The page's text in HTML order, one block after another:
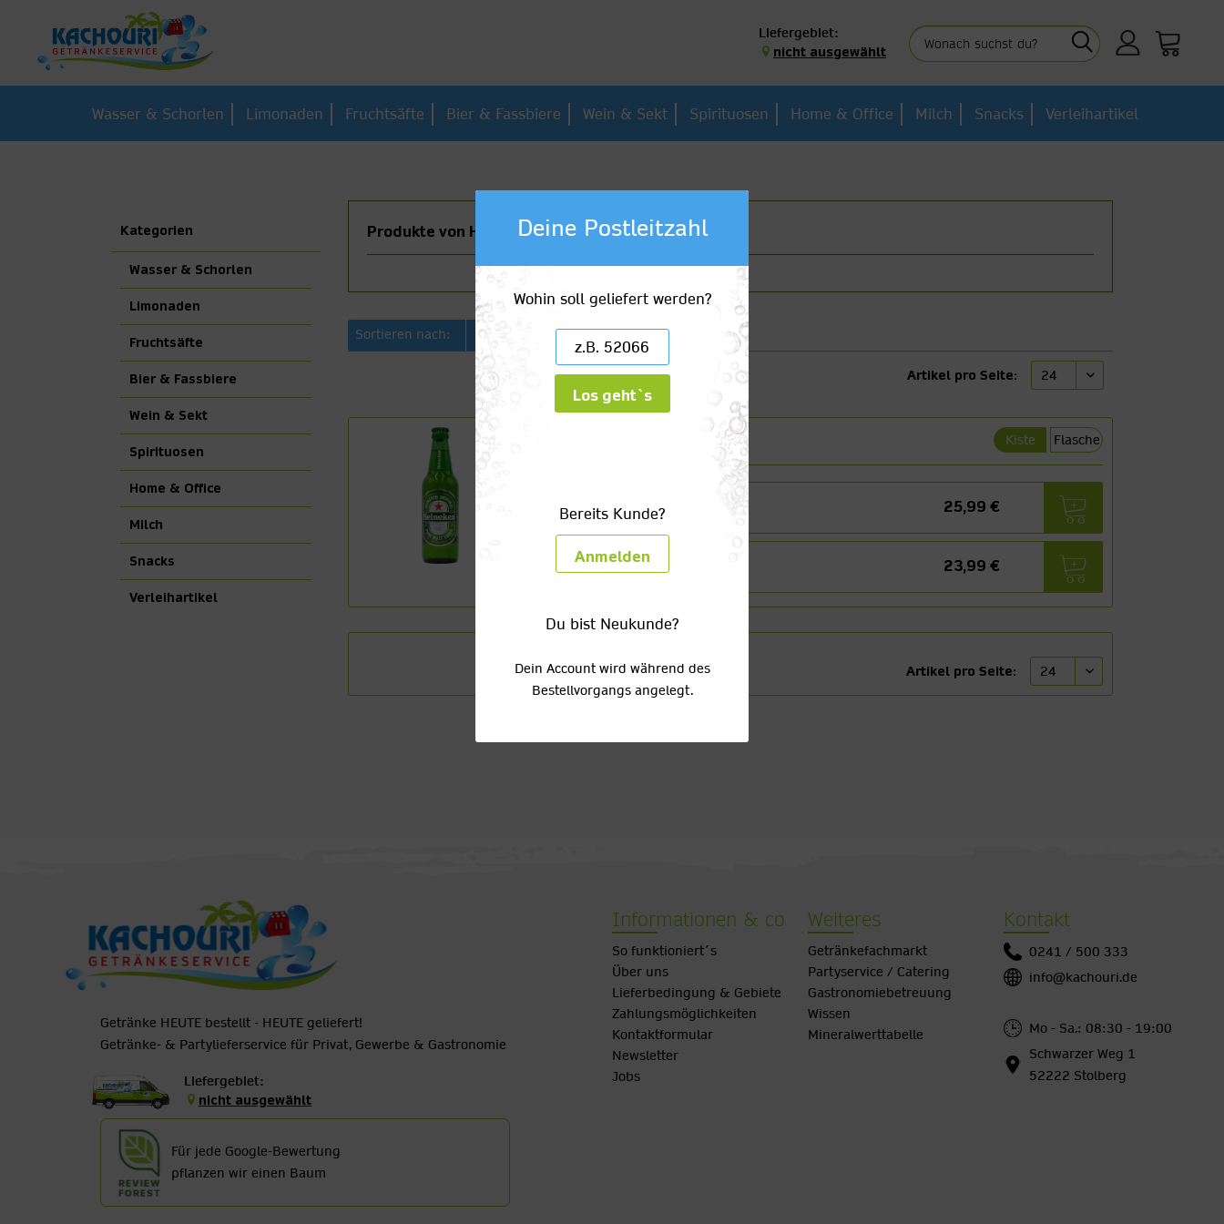
Liefergebiet:
nicht ausgewählt
Wasser & Schorlen Limonaden Fruchtsäfte Bier & Fassbiere Wein & Sekt Spirituosen Home & Office Milch Snacks Verleihartikel
Kategorien
Wasser & Schorlen
Limonaden
Fruchtsäfte
Bier & Fassbiere
Wein & Sekt
Spirituosen
Home & Office
Milch
Snacks
Verleihartikel
Produkte von Heineken
Sortieren nach: Artikelbezeichnung
Artikel pro Seite:
Kiste Flasche
(3,28/1l) zzgl. 3,42 € Pfand 25,99 €
28 x 0,25l Glas
(3,03/1l) zzgl. 3,74 € Pfand 23,99 €
Artikel pro Seite:
Getränke HEUTE bestellt - HEUTE geliefert!
Getränke- & Partylieferservice für Privat, Gewerbe & Gastronomie
Liefergebiet:
nicht ausgewählt
Für jede Google-Bewertung
pflanzen wir einen Baum
Informationen & co
So funktioniert´s
Über uns
Lieferbedingung & Gebiete
Zahlungsmöglichkeiten
Kontaktformular
Newsletter
Jobs
Weiteres
Getränkefachmarkt
Partyservice / Catering
Gastronomiebetreuung
Wissen
Mineralwerttabelle
Kontakt
0241 / 500 333
info@kachouri.de
Mo - Sa.: 08:30 - 19:00
Schwarzer Weg 1
52222 Stolberg
Deine Postleitzahl
Wohin soll geliefert werden?
Los geht`s
Bereits Kunde?
Anmelden
Du bist Neukunde?
Dein Account wird während des
Bestellvorgangs angelegt.